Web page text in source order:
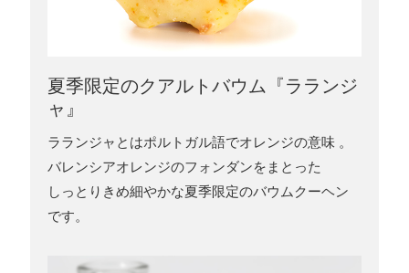
夏季限定のクアルトバウム『ラランジ
ャ』
ラランジャとはポルトガル語でオレンジの意味 。
バレンシアオレンジのフォンダンをまとった
しっとりきめ細やかな夏季限定のバウムクーヘン
です。